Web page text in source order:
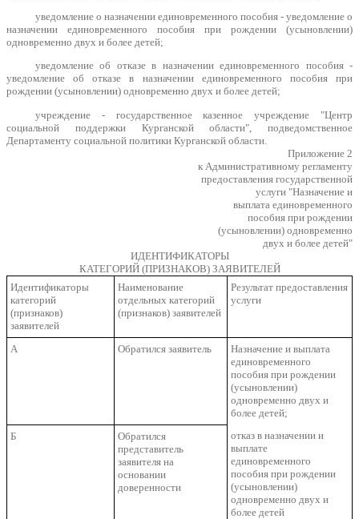
уведомление о назначении единовременного пособия - уведомление о
назначении единовременного пособия при рождении (усыновлении)
одновременно двух и более детей;
уведомление об отказе в назначении единовременного пособия -
уведомление об отказе в назначении единовременного пособия при
рождении (усыновлении) одновременно двух и более детей;
учреждение - государственное казенное учреждение "Центр
социальной поддержки Курганской области", подведомственное
Департаменту социальной политики Курганской области.
Приложение 2
к Административному регламенту
предоставления государственной
услуги "Назначение и
выплата единовременного
пособия при рождении
(усыновлении) одновременно
двух и более детей"
ИДЕНТИФИКАТОРЫ
КАТЕГОРИЙ (ПРИЗНАКОВ) ЗАЯВИТЕЛЕЙ
Идентификаторы
категорий
(признаков)
заявителей
Наименование
отдельных категорий
(признаков) заявителей
Результат предоставления
услуги
А Обратился заявитель
Назначение и выплата
единовременного
пособия при рождении
(усыновлении)
одновременно двух и
более детей;
Б
Обратился
представитель
заявителя на
основании
доверенности
отказ в назначении и
выплате
единовременного
пособия при рождении
(усыновлении)
одновременно двух и
более детей